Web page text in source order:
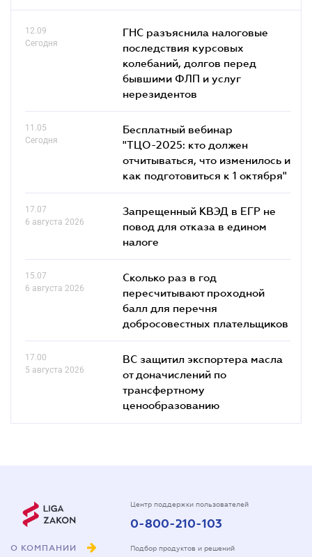
12.09
Сегодня
ГНС разъяснила налоговые
последствия курсовых
колебаний, долгов перед
бывшими ФЛП и услуг
нерезидентов
11.05
Сегодня
Бесплатный вебинар
"ТЦО-2025: кто должен
отчитываться, что изменилось и
как подготовиться к 1 октября"
17.07
6 августа 2026
Запрещенный КВЭД в ЕГР не
повод для отказа в едином
налоге
15.07
6 августа 2026
Сколько раз в год
пересчитывают проходной
балл для перечня
добросовестных плательщиков
17.00
5 августа 2026
ВС защитил экспортера масла
от доначислений по
трансфертному
ценообразованию
О КОМПАНИИ
Центр поддержки пользователей
0-800-210-103
Подбор продуктов и решений